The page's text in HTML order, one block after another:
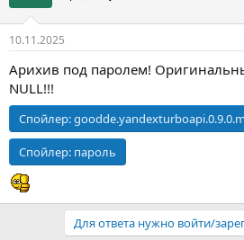
10.11.2025
Арихив под паролем!
NULL!!!
Спойлер:
Спойлер: пароль
Для ответа нужно войти/